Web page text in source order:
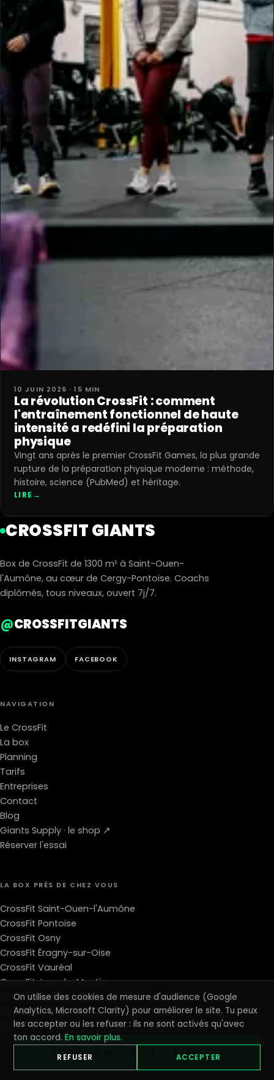
10 JUIN 2026 · 15 MIN
La révolution CrossFit : comment
l'entraînement fonctionnel de haute
intensité a redéfini la préparation
physique
Vingt ans après le premier CrossFit Games, la plus grande
rupture de la préparation physique moderne : méthode,
histoire, science (PubMed) et héritage.
LIRE →
CROSSFIT GIANTS
Box de CrossFit de 1300 m² à Saint-Ouen-
l'Aumône, au cœur de Cergy-Pontoise. Coachs
diplômés, tous niveaux, ouvert 7j/7.
@CROSSFITGIANTS
INSTAGRAM FACEBOOK
NAVIGATION
Le CrossFit
La box
Planning
Tarifs
Entreprises
Contact
Blog
Giants Supply · le shop ↗
Réserver l'essai
LA BOX PRÈS DE CHEZ VOUS
CrossFit Saint-Ouen-l'Aumône
CrossFit Pontoise
CrossFit Osny
CrossFit Éragny-sur-Oise
CrossFit Vauréal
CrossFit Jouy-le-Moutier
CrossFit Franconville
CrossFit Beauchamp
CrossFit Pierrelaye
CrossFit Conflans-Sainte-Honorine
CrossFit Frépillon
CrossFit Bessancourt
RÉSERVER MON ESSAI GRATUIT →
On utilise des cookies de mesure d'audience (Google
Analytics, Microsoft Clarity) pour améliorer le site. Tu peux
les accepter ou les refuser : ils ne sont activés qu'avec
ton accord.En savoir plus.
REFUSER ACCEPTER